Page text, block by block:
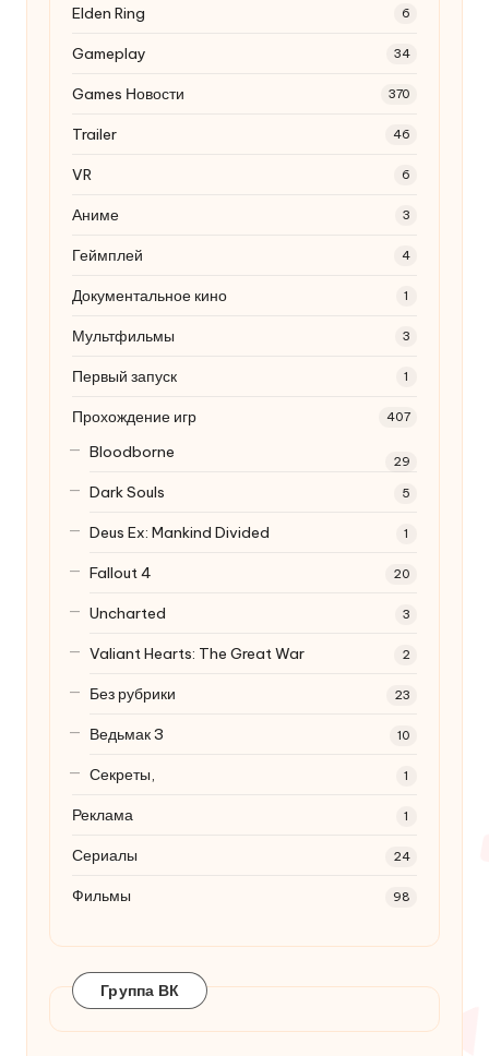
Elden Ring 6
Gameplay 34
Games Новости 370
Trailer 46
VR 6
Аниме 3
Геймплей 4
Документальное кино 1
Мультфильмы 3
Первый запуск 1
Прохождение игр 407
Bloodborne 29
Dark Souls 5
Deus Ex: Mankind Divided 1
Fallout 4 20
Uncharted 3
Valiant Hearts: The Great War 2
Без рубрики 23
Ведьмак 3 10
Секреты, 1
Реклама 1
Сериалы 24
Фильмы 98
Группа ВК